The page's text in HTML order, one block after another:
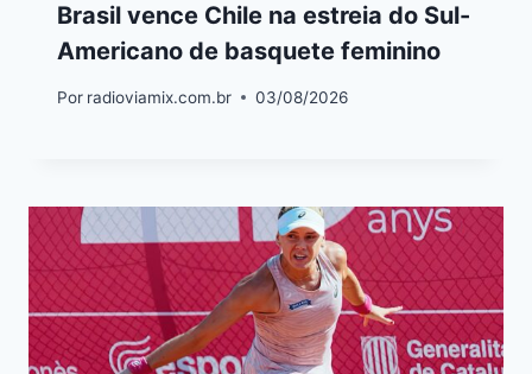
Brasil vence Chile na estreia do Sul-
Americano de basquete feminino
Por radioviamix.com.br 03/08/2026